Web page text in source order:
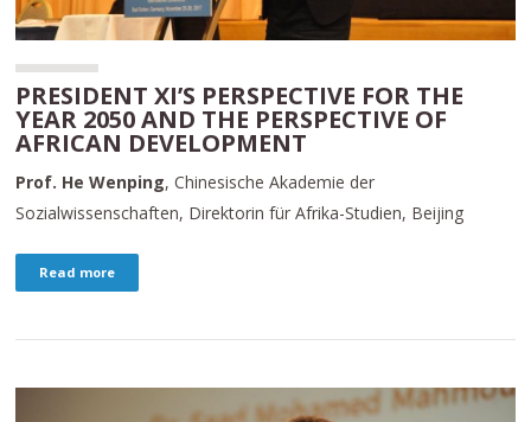
PRESIDENT XI’S PERSPECTIVE FOR THE
YEAR 2050 AND THE PERSPECTIVE OF
AFRICAN DEVELOPMENT
Prof. He Wenping, Chinesische Akademie der
Sozialwissenschaften, Direktorin für Afrika-Studien, Beijing
Read more